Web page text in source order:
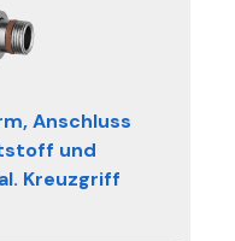
Anschluss
und
Kreuzgriff